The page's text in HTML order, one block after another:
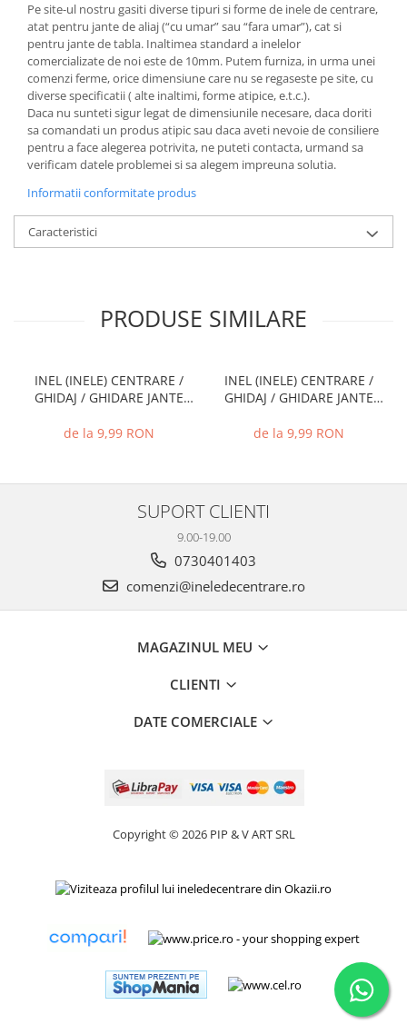
Pe site-ul nostru gasiti diverse tipuri si forme de inele de centrare,
atat pentru jante de aliaj (“cu umar” sau “fara umar”), cat si
pentru jante de tabla. Inaltimea standard a inelelor
comercializate de noi este de 10mm. Putem furniza, in urma unei
comenzi ferme, orice dimensiune care nu se regaseste pe site, cu
diverse specificatii ( alte inaltimi, forme atipice, e.t.c.).
Daca nu sunteti sigur legat de dimensiunile necesare, daca doriti
sa comandati un produs atipic sau daca aveti nevoie de consiliere
pentru a face alegerea potrivita, ne puteti contacta, urmand sa
verificam datele problemei si sa alegem impreuna solutia.
Informatii conformitate produs
Caracteristici
PRODUSE SIMILARE
INEL (INELE) CENTRARE /
GHIDAJ / GHIDARE JANTE
de la 9,99 RON
INEL (INELE) CENTRARE /
GHIDAJ / GHIDARE JANTE
de la 9,99 RON
SUPORT CLIENTI
9.00-19.00
0730401403
comenzi@ineledecentrare.ro
MAGAZINUL MEU
CLIENTI
DATE COMERCIALE
Copyright © 2026 PIP & V ART SRL